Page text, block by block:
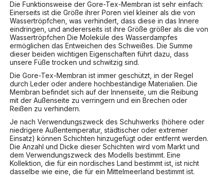
Die Funktionsweise der Gore-Tex-Membran ist sehr einfach:
Einerseits ist die Größe ihrer Poren viel kleiner als die von
Wassertröpfchen, was verhindert, dass diese in das Innere
eindringen, und andererseits ist ihre Größe größer als die von
Wassertröpfchen Die Moleküle des Wasserdampfes
ermöglichen das Entweichen des Schweißes. Die Summe
dieser beiden wichtigen Eigenschaften führt dazu, dass
unsere Füße trocken und schwitzig sind.
Die Gore-Tex-Membran ist immer geschützt, in der Regel
durch Leder oder andere hochbeständige Materialien. Die
Membran befindet sich auf der Innenseite, um die Reibung
mit der Außenseite zu verringern und ein Brechen oder
Reißen zu verhindern.
Je nach Verwendungszweck des Schuhwerks (höhere oder
niedrigere Außentemperatur, städtischer oder extremer
Einsatz) können Schichten hinzugefügt oder entfernt werden.
Die Anzahl und Dicke dieser Schichten wird vom Markt und
dem Verwendungszweck des Modells bestimmt. Eine
Kollektion, die für ein nordisches Land bestimmt ist, ist nicht
dasselbe wie eine, die für ein Mittelmeerland bestimmt ist.